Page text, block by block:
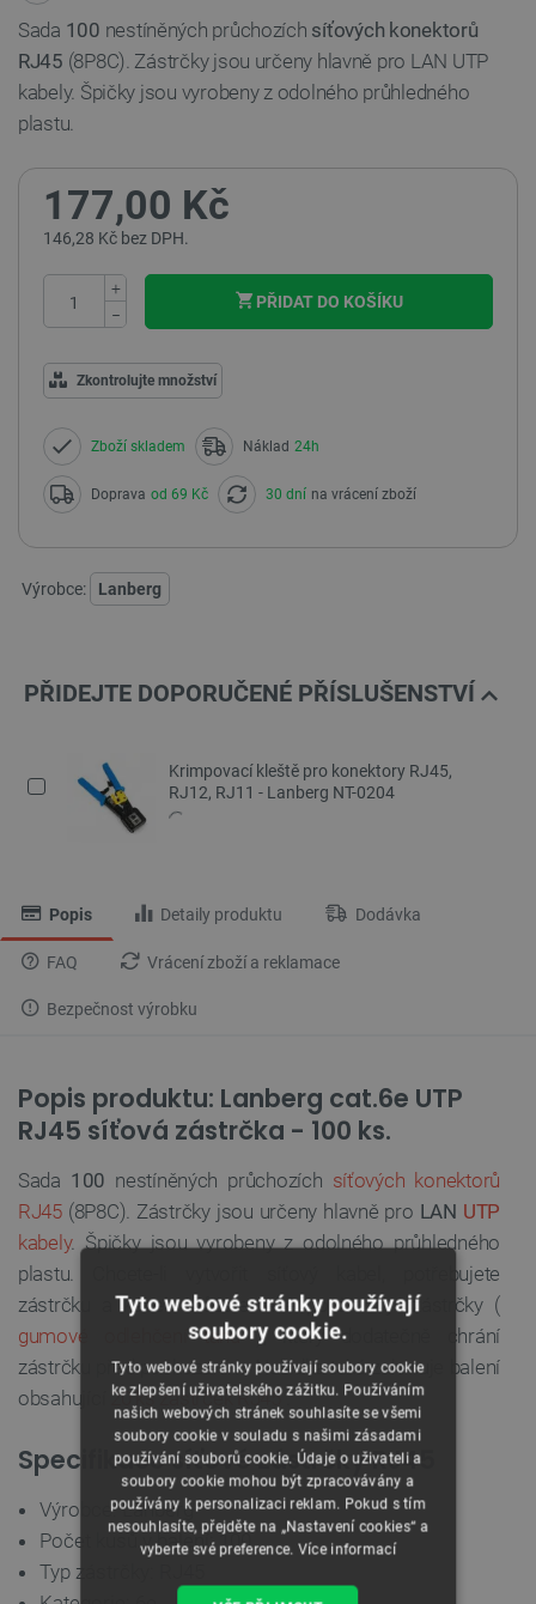
Sada 100 nestíněných průchozích síťových konektorů
RJ45 (8P8C). Zástrčky jsou určeny hlavně pro LAN UTP
kabely. Špičky jsou vyrobeny z odolného průhledného
plastu.
177,00 Kč
146,28 Kč bez DPH.
+
−
PŘIDAT DO KOŠÍKU
Zkontrolujte množství
Zboží skladem Náklad 24h
Doprava od 69 Kč 30 dní na vrácení zboží
Výrobce: Lanberg
PŘIDEJTE DOPORUČENÉ PŘÍSLUŠENSTVÍ
Krimpovací kleště pro konektory RJ45,
RJ12, RJ11 - Lanberg NT-0204
Popis Detaily produktu Dodávka
FAQ Vrácení zboží a reklamace
Bezpečnost výrobku
Popis produktu: Lanberg cat.6e UTP
RJ45 síťová zástrčka - 100 ks.
Sada 100 nestíněných průchozích síťových konektorů
RJ45(8P8C). Zástrčky jsou určeny hlavně pro LAN UTP
kabely. Špičky jsou vyrobeny z odolného průhledného
plastu.
Chcete-li vytvořit síťový kabel, potřebujete
zástrčku a kabel. Můžete také použít kryt zástrčky (
gumové odlehčení tahu
), který dodatečně chrání
zástrčku před poškozením.Nabídka také zahrnuje balení
obsahující 20 ks zástrček RJ45.
Specifikace síťové zástrčky RJ45
Výrobce: Lanberg
Počet kusů v balení: 100
Typ zástrčky: RJ45
Tyto webové stránky používají
soubory cookie.
Tyto webové stránky používají soubory cookie
ke zlepšení uživatelského zážitku. Používáním
našich webových stránek souhlasíte se všemi
soubory cookie v souladu s našimi zásadami
používání souborů cookie. Údaje o uživateli a
soubory cookie mohou být zpracovávány a
používány k personalizaci reklam. Pokud s tím
nesouhlasíte, přejděte na „Nastavení cookies“ a
vyberte své preference. Více informací